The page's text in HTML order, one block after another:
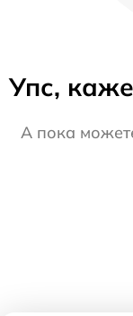
Упс,
А пока